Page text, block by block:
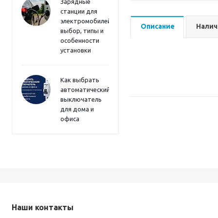
Зарядные
станции для
электромобилей:
выбор, типы и
особенности
установки
Как выбрать
автоматический
выключатель
для дома и
офиса
Описание
Наши контакты